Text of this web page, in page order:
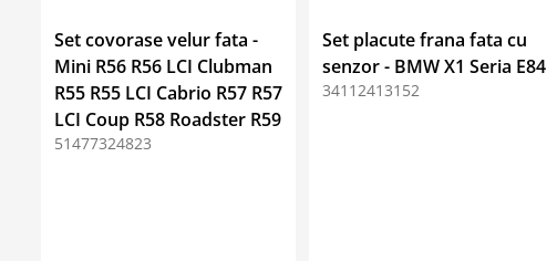
Set covorase velur fata -
Mini R56 R56 LCI Clubman
R55 R55 LCI Cabrio R57 R57
LCI Coup R58 Roadster R59
51477324823
Set placute frana fata cu
senzor - BMW X1 Seria E84
34112413152